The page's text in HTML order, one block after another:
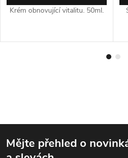
Krém obnovující vitalitu. 50ml.
Mějte přehled o